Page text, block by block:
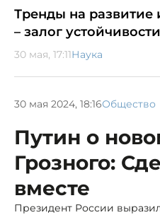
Тренды на
– залог
30 мая, 17:11Наука
30 мая 2024, 18:16Общество
Путин о
Грозного:
вместе
Президент России